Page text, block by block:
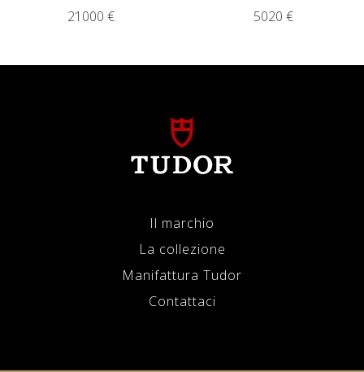
21000 €
5020 €
Il marchio
La collezione
Manifattura Tudor
Contattaci